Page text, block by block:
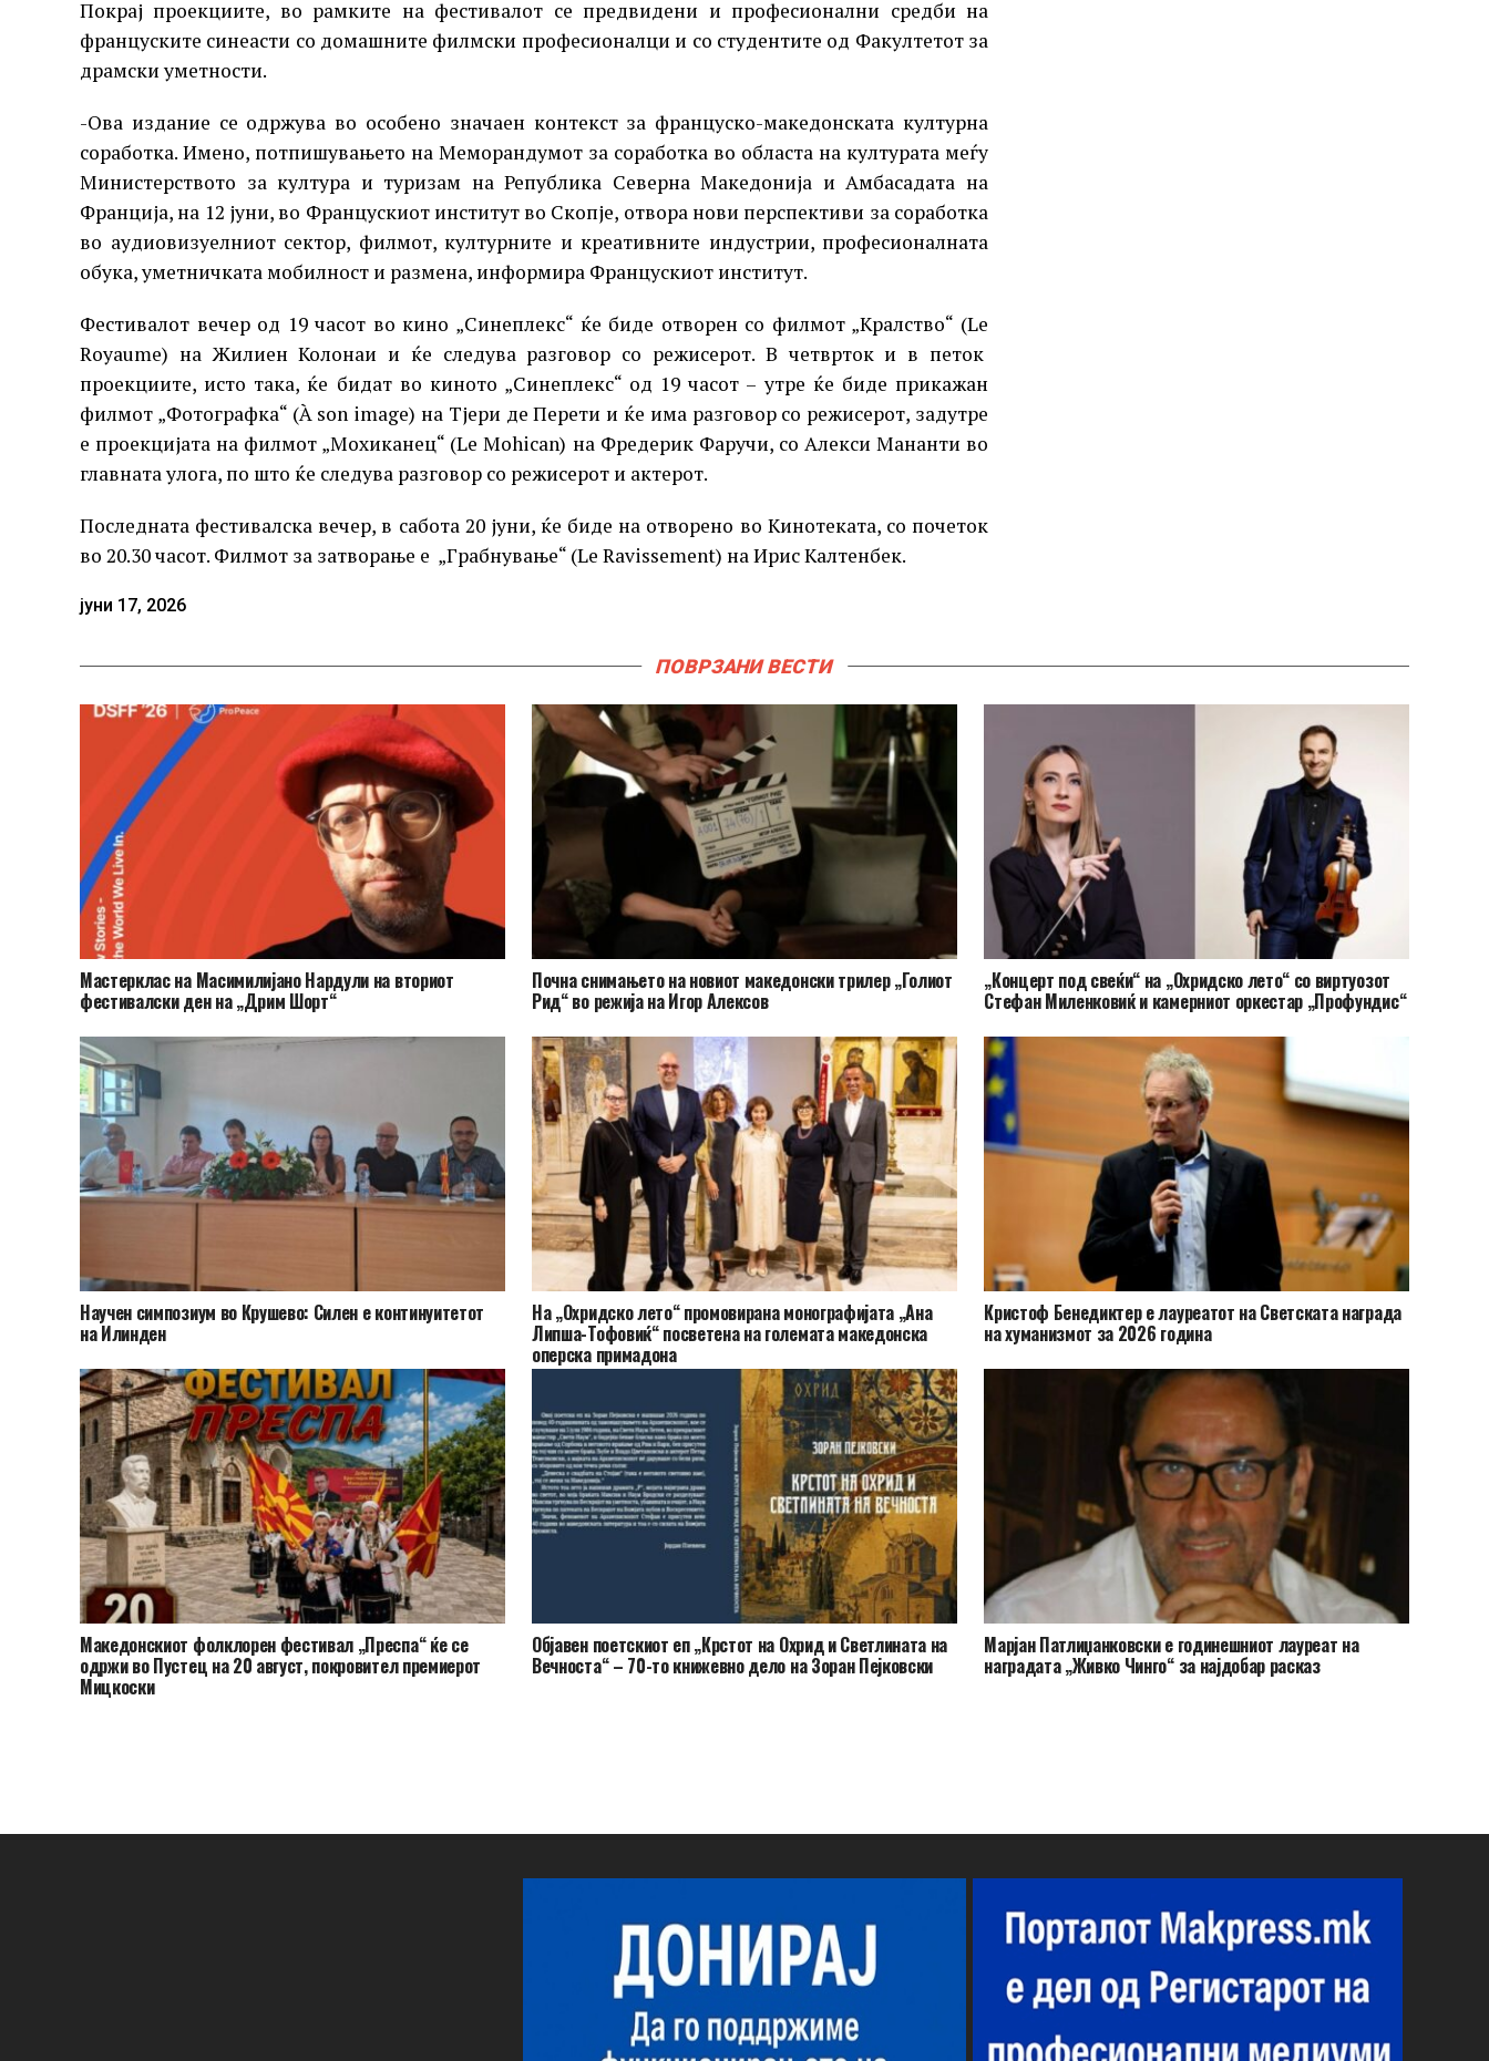
Покрај проекциите, во рамките на фестивалот се предвидени и професионални средби на
француските синеасти со домашните филмски професионалци и со студентите од Факултетот за
драмски уметности.
-Ова издание се одржува во особено значаен контекст за француско-македонската културна
соработка. Имено, потпишувањето на Меморандумот за соработка во областа на културата меѓу
Министерството за култура и туризам на Република Северна Македонија и Амбасадата на
Франција, на 12 јуни, во Францускиот институт во Скопје, отвора нови перспективи за соработка
во аудиовизуелниот сектор, филмот, културните и креативните индустрии, професионалната
обука, уметничката мобилност и размена, информира Францускиот институт.
Фестивалот вечер од 19 часот во кино „Синеплекс“ ќе биде отворен со филмот „Кралство“ (Le
Royaume) на Жилиен Колонаи и ќе следува разговор со режисерот. В четврток и в петок
проекциите, исто така, ќе бидат во киното „Синеплекс“ од 19 часот – утре ќе биде прикажан
филмот „Фотографка“ (À son image) на Тјери де Перети и ќе има разговор со режисерот, задутре
е проекцијата на филмот „Мохиканец“ (Le Mohican) на Фредерик Фаручи, со Алекси Мананти во
главната улога, по што ќе следува разговор со режисерот и актерот.
Последната фестивалска вечер, в сабота 20 јуни, ќе биде на отворено во Кинотеката, со почеток
во 20.30 часот. Филмот за затворање е „Грабнување“ (Le Ravissement) на Ирис Калтенбек.
јуни 17, 2026
ПОВРЗАНИ ВЕСТИ
Мастерклас на Масимилијано Нардули на вториот
фестивалски ден на „Дрим Шорт“
Почна снимањето на новиот македонски трилер „Голиот
Рид“ во режија на Игор Алексов
„Концерт под свеќи“ на „Охридско лето“ со виртуозот
Стефан Миленковиќ и камерниот оркестар „Профундис“
Научен симпозиум во Крушево: Силен е континуитетот
на Илинден
На „Охридско лето“ промовирана монографијата „Ана
Липша-Тофовиќ“ посветена на големата македонска
оперска примадона
Кристоф Бенедиктер е лауреатот на Светската награда
на хуманизмот за 2026 година
Македонскиот фолклорен фестивал „Преспа“ ќе се
одржи во Пустец на 20 август, покровител премиерот
Мицкоски
Објавен поетскиот еп „Крстот на Охрид и Светлината на
Вечноста“ – 70-то книжевно дело на Зоран Пејковски
Марјан Патлиџанковски е годинешниот лауреат на
наградата „Живко Чинго“ за најдобар расказ